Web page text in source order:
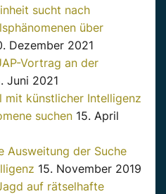
sucht nach
über
Dezember 2021
Vortrag an der
Juni 2021
mit künstlicher Intelligenz
suchen 15. April
Ausweitung der Suche
15. November 2019
auf rätselhafte